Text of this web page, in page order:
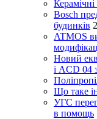
Bosch
будинків
ATMOS
Новий
і ACD 04
Що таке
УГС
в помощь